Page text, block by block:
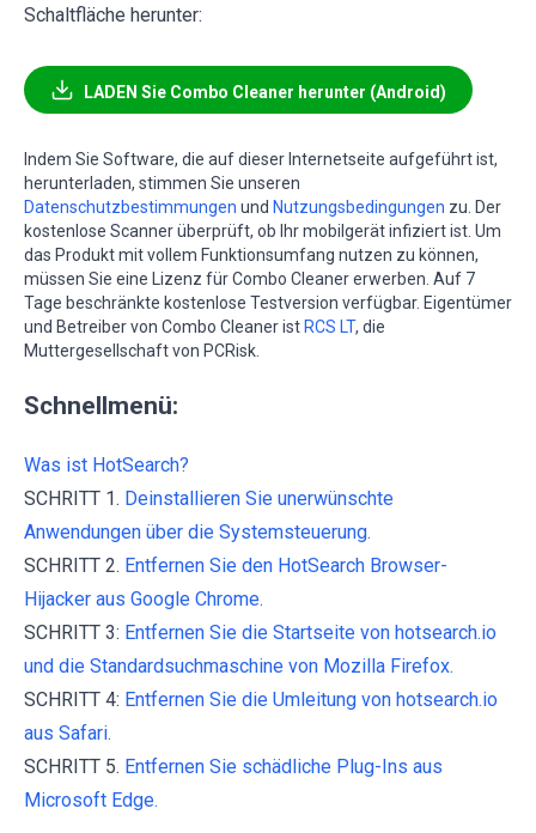
Schaltfläche herunter:
LADEN Sie Combo Cleaner herunter (Android)
Indem Sie Software, die auf dieser Internetseite aufgeführt ist,
herunterladen, stimmen Sie unseren
Datenschutzbestimmungen und Nutzungsbedingungen zu. Der
kostenlose Scanner überprüft, ob Ihr mobilgerät infiziert ist. Um
das Produkt mit vollem Funktionsumfang nutzen zu können,
müssen Sie eine Lizenz für Combo Cleaner erwerben. Auf 7
Tage beschränkte kostenlose Testversion verfügbar. Eigentümer
und Betreiber von Combo Cleaner ist RCS LT, die
Muttergesellschaft von PCRisk.
Schnellmenü:
Was ist HotSearch?
SCHRITT 1. Deinstallieren Sie unerwünschte
Anwendungen über die Systemsteuerung.
SCHRITT 2. Entfernen Sie den HotSearch Browser-
Hijacker aus Google Chrome.
SCHRITT 3: Entfernen Sie die Startseite von hotsearch.io
und die Standardsuchmaschine von Mozilla Firefox.
SCHRITT 4: Entfernen Sie die Umleitung von hotsearch.io
aus Safari.
SCHRITT 5. Entfernen Sie schädliche Plug-Ins aus
Microsoft Edge.